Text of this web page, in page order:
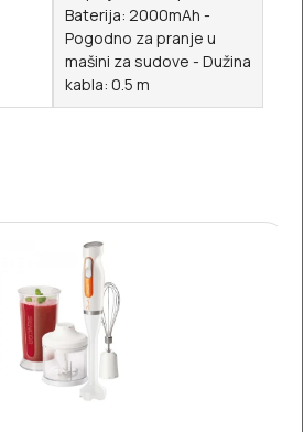
Baterija: 2000mAh -
Pogodno za pranje u
mašini za sudove - Dužina
kabla: 0.5 m